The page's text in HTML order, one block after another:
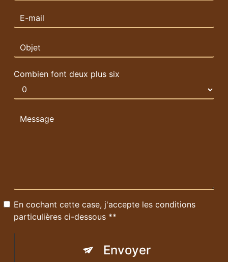
Combien font deux plus six
En cochant cette case, j'accepte les conditions
particulières ci-dessous **
Envoyer